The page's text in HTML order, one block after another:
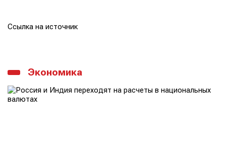
Ссылка на источник
Экономика